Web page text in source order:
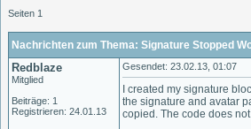
Seiten 1
Nachrichten zum Thema: Signature Stopped
Redblaze
Mitglied
Beiträge: 1
Registrieren: 24.01.13
Gesendet: 23.02.13, 01:07
I created my signature
the signature and avatar
copied. The code does